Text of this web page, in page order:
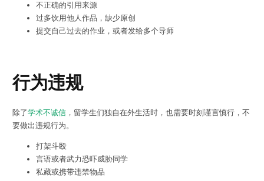
不正确的引用来源
过多饮用他人作品，缺少原创
提交自己过去的作业，或者发给多个导师
行为违规
除了学术不诚信，留学生们独自在外生活时，也需要时刻谨言慎行，不
要做出违规行为。
打架斗殴
言语或者武力恐吓威胁同学
私藏或携带违禁物品